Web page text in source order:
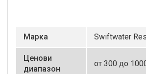
Маркa Swiftwater
Ценови
диапазон
от 300 до